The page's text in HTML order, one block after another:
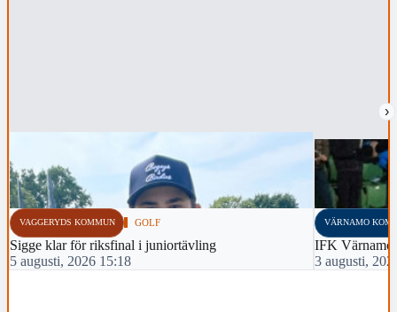
›
VAGGERYDS KOMMUN GOLF
Sigge klar för riksfinal i juniortävling
5 augusti, 2026 15:18
VÄRNAMO
IFK Värnamo
3 augusti,